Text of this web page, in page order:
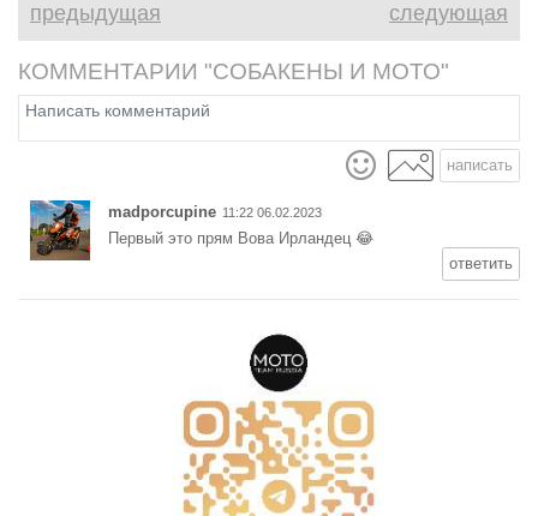
таким Honda Rebel 1100T 2026
не является ни на йоту.
предыдущая следующая
КОММЕНТАРИИ "СОБАКЕНЫ И МОТО"
написать
madporcupine 11:22 06.02.2023
Первый это прям Вова Ирландец 😂
ответить